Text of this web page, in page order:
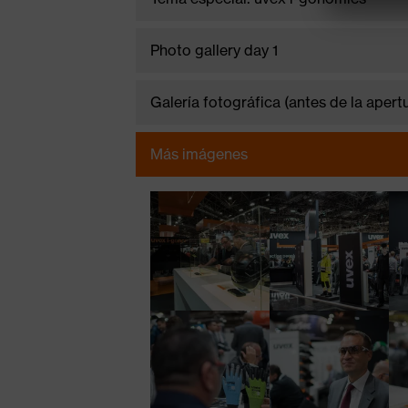
nueva serie uvex
Guido Schön y
de uvex
Ampliación de la familia uvex i-
Photo gallery day 1
Galería fotográfica (antes de la
Más imágenes